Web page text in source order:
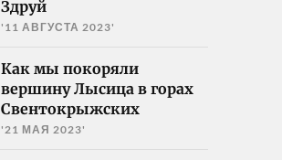
Здруй
'11 АВГУСТА 2023'
Как мы покоряли
вершину Лысица в горах
Свентокрыжских
'21 МАЯ 2023'